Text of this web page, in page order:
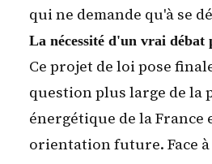
qui ne demande qu'à se
La nécessité d'un vrai
Ce projet de loi pose
question plus large de la
énergétique de la France
orientation future. Face